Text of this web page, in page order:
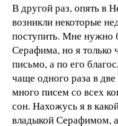
В другой раз, опять в
возникли некоторые
поступить. Мне нужно
Серафима, но я только
письмо, а по его
чаще одного раза в
много писем со всех
сон. Нахожусь я в
владыкой Серафимом,